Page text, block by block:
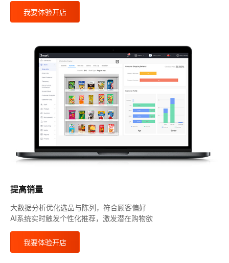
我要体验开店
提高销量
大数据分析优化选品与陈列，符合顾客偏好
AI系统实时触发个性化推荐，激发潜在购物欲
我要体验开店